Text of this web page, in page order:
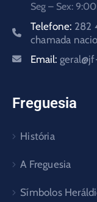
Seg – Sex:
Telefone: 282
chamada
Email:
Freguesia
História
A Freguesia
Símbolos